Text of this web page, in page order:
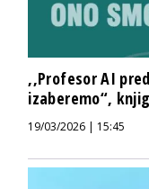
,,Profesor AI
izaberemo“,
19/03/2026 | 15:45